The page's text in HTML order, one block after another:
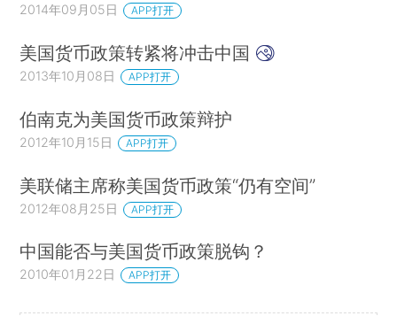
2014年09月05日 APP打开
美国货币政策转紧将冲击中国
2013年10月08日 APP打开
伯南克为美国货币政策辩护
2012年10月15日 APP打开
美联储主席称美国货币政策“仍有空间”
2012年08月25日 APP打开
中国能否与美国货币政策脱钩？
2010年01月22日 APP打开